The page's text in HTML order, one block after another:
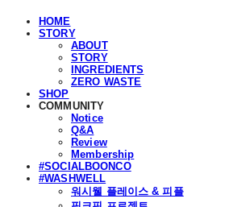
HOME
STORY
ABOUT
STORY
INGREDIENTS
ZERO WASTE
SHOP
COMMUNITY
Notice
Q&A
Review
Membership
#SOCIALBOONCO
#WASHWELL
워시웰 플레이스 & 피플